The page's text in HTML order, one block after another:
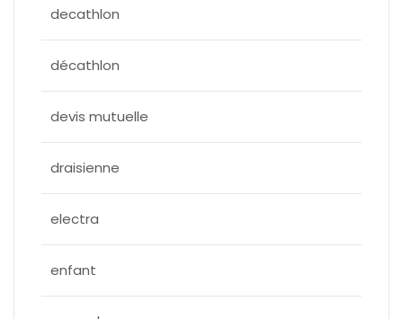
decathlon
décathlon
devis mutuelle
draisienne
electra
enfant